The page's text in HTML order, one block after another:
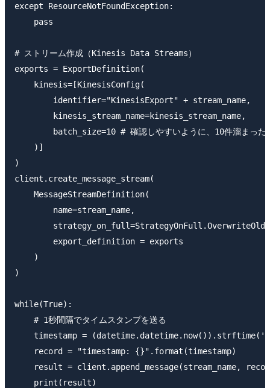
except ResourceNotFoundException:
    pass
# ストリーム作成（Kinesis Data Streams）
exports = ExportDefinition(
    kinesis=[KinesisConfig(
        identifier="KinesisExport" + stream_name,
        kinesis_stream_name=kinesis_stream_name,
batch_size=10 # 確認しやすいように、10件溜まった
    )]
)
client.create_message_stream(
    MessageStreamDefinition(
        name=stream_name,
        export_definition = exports
    )
)
while(True):
    # 1秒間隔でタイムスタンプを送る
timestamp =
    record = "timestamp: {}".format(timestamp)
result = client.append_message(stream_name,
    print(result)